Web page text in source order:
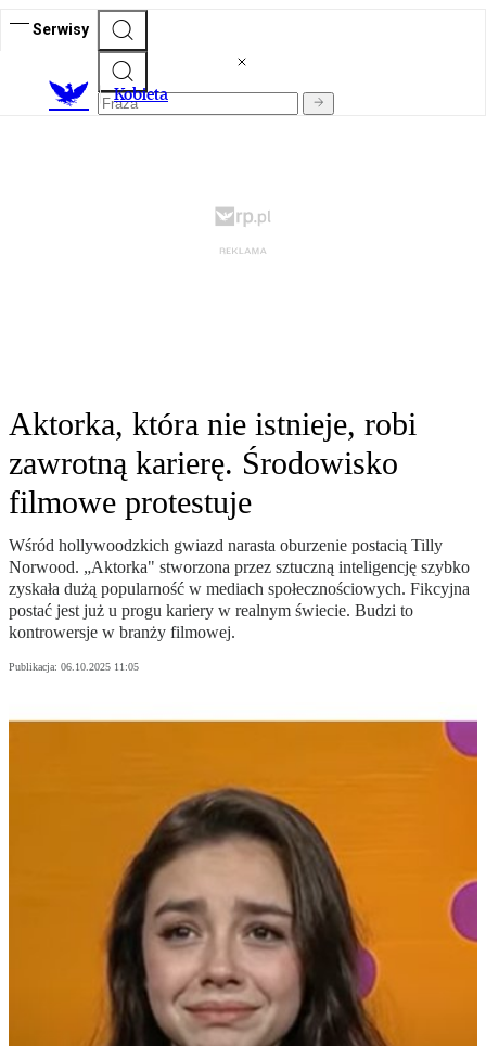
Serwisy
Kobieta
Aktorka, która nie istnieje, robi
zawrotną karierę. Środowisko
filmowe protestuje
Wśród hollywoodzkich gwiazd narasta oburzenie postacią Tilly
Norwood. „Aktorka" stworzona przez sztuczną inteligencję szybko
zyskała dużą popularność w mediach społecznościowych. Fikcyjna
postać jest już u progu kariery w realnym świecie. Budzi to
kontrowersje w branży filmowej.
Publikacja: 06.10.2025 11:05